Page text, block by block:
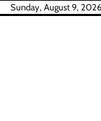
SkipSunday, August 9, 2026